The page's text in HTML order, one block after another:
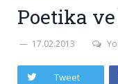
Poetika
17.02.2013
Tweet